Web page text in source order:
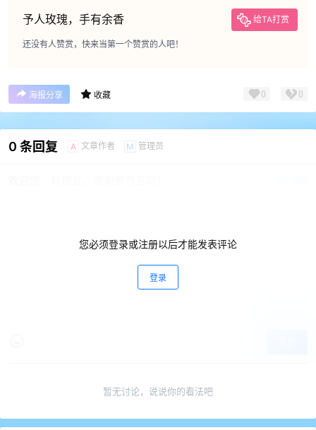
予人玫瑰，手有余香 给TA打赏
还没有人赞赏，快来当第一个赞赏的人吧！
海报分享 收藏 0 0
0 条回复 A 文章作者 M 管理员
您必须登录或注册以后才能发表评论
登录
暂无讨论，说说你的看法吧